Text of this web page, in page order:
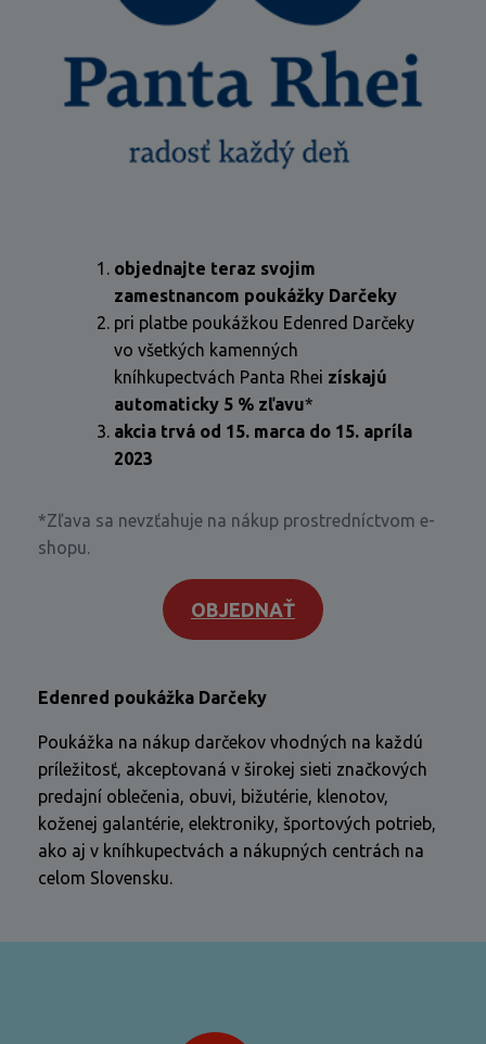
objednajte teraz svojim
zamestnancom poukážky Darčeky
pri platbe poukážkou Edenred Darčeky
vo všetkých kamenných
kníhkupectvách Panta Rhei získajú
automaticky 5 % zľavu*
akcia trvá od 15. marca do 15. apríla
2023
*Zľava sa nevzťahuje na nákup prostredníctvom e-
shopu.
OBJEDNAŤ
Edenred poukážka Darčeky
Poukážka na nákup darčekov vhodných na každú
príležitosť, akceptovaná v širokej sieti značkových
predajní oblečenia, obuvi, bižutérie, klenotov,
koženej galantérie, elektroniky, športových potrieb,
ako aj v kníhkupectvách a nákupných centrách na
celom Slovensku.